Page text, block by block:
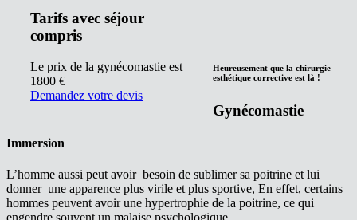
Tarifs avec séjour
compris
Le prix de la gynécomastie est
1800 €
Demandez votre devis
Heureusement que la chirurgie
esthétique corrective est là !
Gynécomastie
Immersion
L’homme aussi peut avoir besoin de sublimer sa poitrine et lui
donner une apparence plus virile et plus sportive, En effet, certains
hommes peuvent avoir une hypertrophie de la poitrine, ce qui